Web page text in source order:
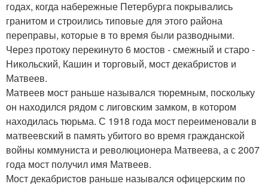
годах, когда набережные Петербурга покрывались
гранитом и строились типовые для этого района
переправы, которые в то время были разводными.
Через протоку перекинуто 6 мостов - смежный и старо -
Никольский, Кашин и торговый, мост декабристов и
Матвеев.
Матвеев мост раньше назывался тюремным, поскольку
он находился рядом с лиговским замком, в котором
находилась тюрьма. С 1918 года мост переименовали в
матвеевский в память убитого во время гражданской
войны коммуниста и революционера Матвеева, а с 2007
года мост получил имя Матвеев.
Мост декабристов раньше назывался офицерским по